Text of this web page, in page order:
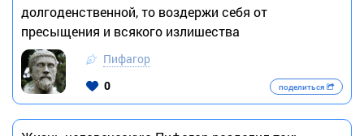
долгоденственной, то воздержи себя от
пресыщения и всякого излишества
Пифагор
0
поделиться